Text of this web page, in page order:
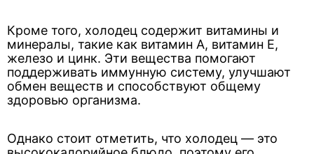
Кроме того, холодец содержит витамины и
минералы, такие как витамин А, витамин Е,
железо и цинк. Эти вещества помогают
поддерживать иммунную систему, улучшают
обмен веществ и способствуют общему
здоровью организма.
Однако стоит отметить, что холодец — это